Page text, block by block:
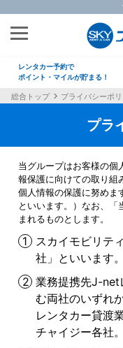
レンタカー予約で
ポイント・マイルが貯まる！
総合トップ プライバシーポ
プラ
当グループはお客様の個
報保護に向けての取り組
個人情報の保護に努めま
といいます。）なお、
まれるものとします。
スカイモビリテ
社」といいます。
業務提携先J-net
む両社のいずれ
レンタカー貸渡
チャイジー各社。